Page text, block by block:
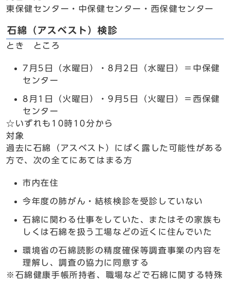
東保健センター・中保健センター・西保健センター
石綿（アスベスト）検診
とき ところ
7月5日（水曜日）・8月2日（水曜日）＝中保健
センター
8月1日（火曜日）・9月5日（火曜日）＝西保健
センター
☆いずれも10時10分から
対象
過去に石綿（アスベスト）にばく露した可能性がある
方で、次の全てにあてはまる方
市内在住
今年度の肺がん・結核検診を受診していない
石綿に関わる仕事をしていた、またはその家族も
しくは石綿を扱う工場などの近くに住んでいた
環境省の石綿読影の精度確保等調査事業の内容を
理解し、調査の協力に同意する
※石綿健康手帳所持者、職場などで石綿に関する特殊